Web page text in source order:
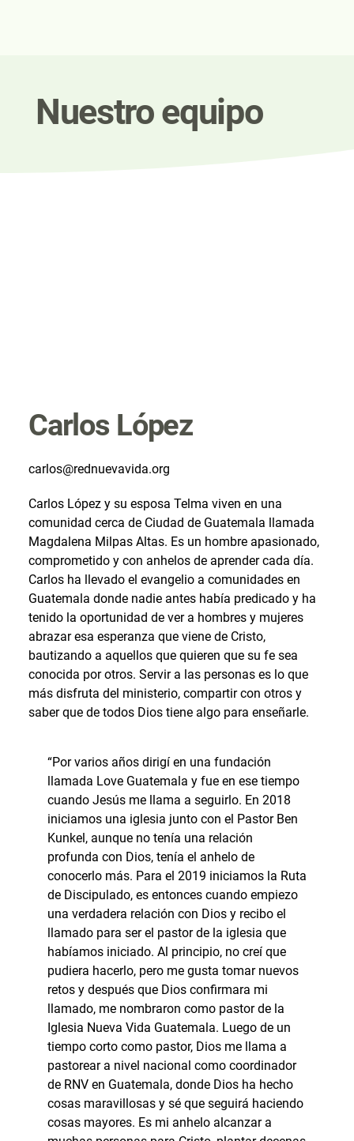
Nuestro equipo
Carlos López
carlos@rednuevavida.org
Carlos López y su esposa Telma viven en una
comunidad cerca de Ciudad de Guatemala llamada
Magdalena Milpas Altas. Es un hombre apasionado,
comprometido y con anhelos de aprender cada día.
Carlos ha llevado el evangelio a comunidades en
Guatemala donde nadie antes había predicado y ha
tenido la oportunidad de ver a hombres y mujeres
abrazar esa esperanza que viene de Cristo,
bautizando a aquellos que quieren que su fe sea
conocida por otros. Servir a las personas es lo que
más disfruta del ministerio, compartir con otros y
saber que de todos Dios tiene algo para enseñarle.
“Por varios años dirigí en una fundación
llamada Love Guatemala y fue en ese tiempo
cuando Jesús me llama a seguirlo. En 2018
iniciamos una iglesia junto con el Pastor Ben
Kunkel, aunque no tenía una relación
profunda con Dios, tenía el anhelo de
conocerlo más. Para el 2019 iniciamos la Ruta
de Discipulado, es entonces cuando empiezo
una verdadera relación con Dios y recibo el
llamado para ser el pastor de la iglesia que
habíamos iniciado. Al principio, no creí que
pudiera hacerlo, pero me gusta tomar nuevos
retos y después que Dios confirmara mi
llamado, me nombraron como pastor de la
Iglesia Nueva Vida Guatemala. Luego de un
tiempo corto como pastor, Dios me llama a
pastorear a nivel nacional como coordinador
de RNV en Guatemala, donde Dios ha hecho
cosas maravillosas y sé que seguirá haciendo
cosas mayores. Es mi anhelo alcanzar a